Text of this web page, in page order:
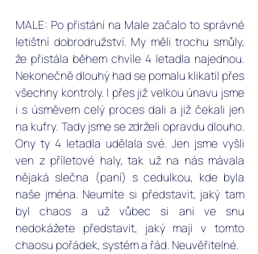
MALE: Po přistání na Male začalo to správné
letištní dobrodružství. My měli trochu smůly,
že přistála během chvíle 4 letadla najednou.
Nekonečně dlouhý had se pomalu klikatil přes
všechny kontroly. I přes již velkou únavu jsme
i s úsměvem celý proces dali a již čekali jen
na kufry. Tady jsme se zdrželi opravdu dlouho.
Ony ty 4 letadla udělala své. Jen jsme vyšli
ven z příletové haly, tak už na nás mávala
nějaká slečna (paní) s cedulkou, kde byla
naše jména. Neumíte si představit, jaký tam
byl chaos a už vůbec si ani ve snu
nedokážete představit, jaký mají v tomto
chaosu pořádek, systém a řád. Neuvěřitelné.